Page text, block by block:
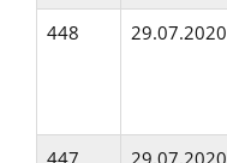
448
29.07.2020